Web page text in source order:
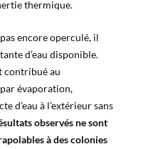
thermique.
encore operculé, il
d’eau disponible.
contribué au
évaporation,
d’eau à l’extérieur sans
observés ne sont
à des colonies